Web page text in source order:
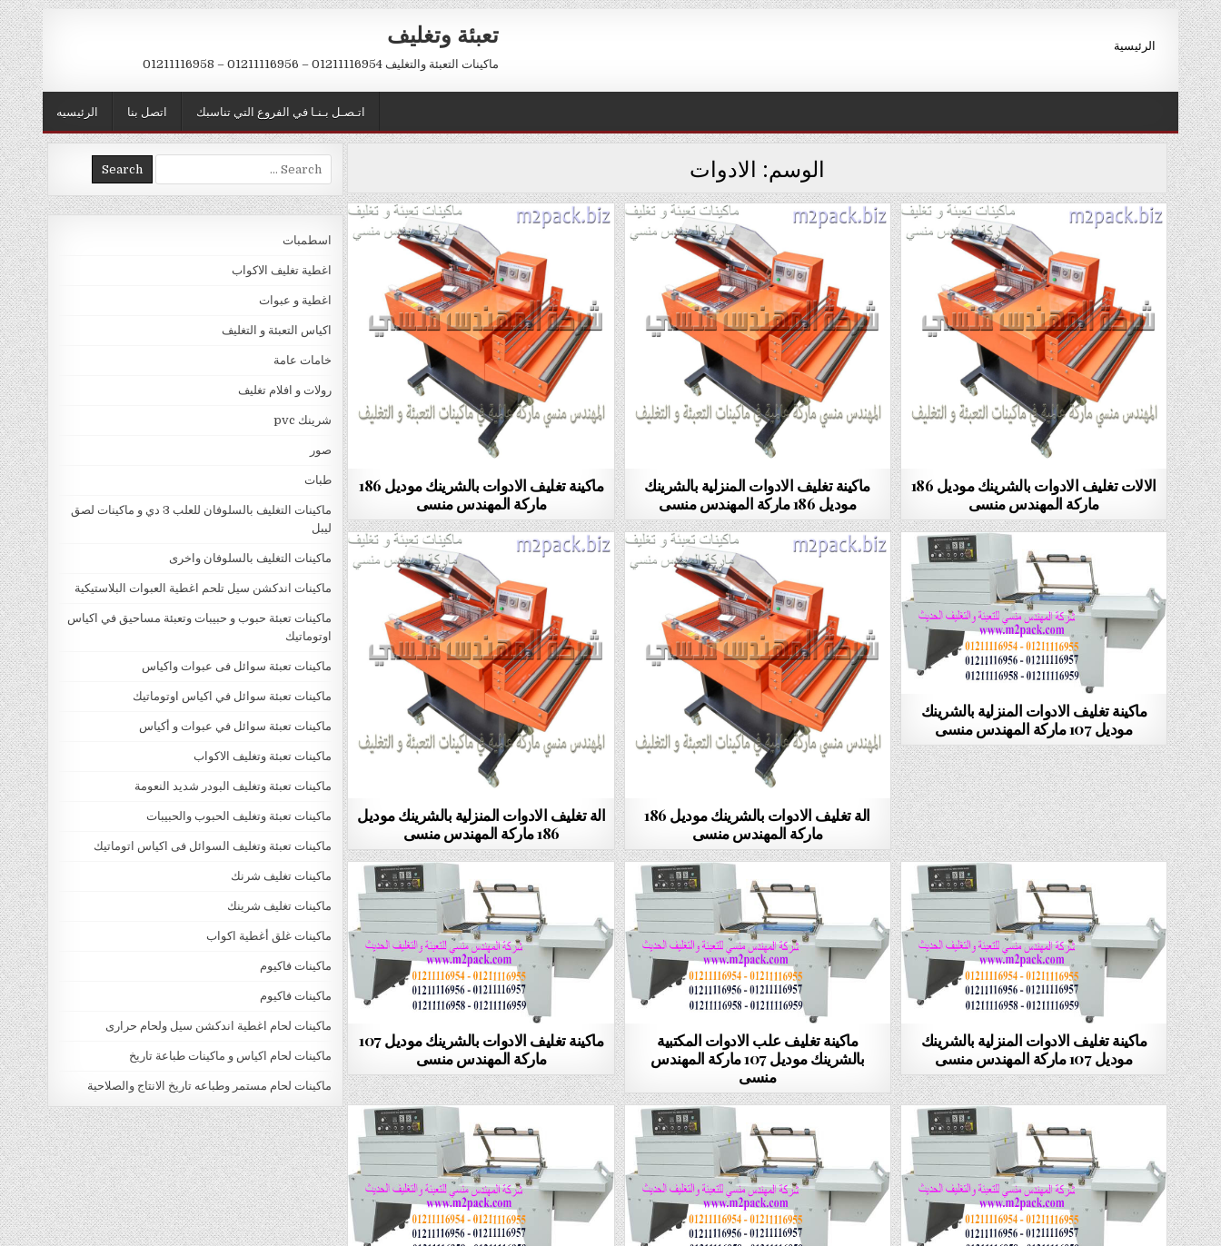
Skip
to
content
تعبئة وتغليف
ماكينات التعبئة والتغليف 01211116954 – 01211116956 – 01211116958
الرئيسية
الرئيسيه اتصل بنا اتـصـل بـنـا في الفروع التي تناسبك
الوسم: الادوات
ماكينة تغليف الادوات بالشرينك موديل 186
ماركة المهندس منسى
ماكينة تغليف الادوات المنزلية بالشرينك
موديل 186 ماركة المهندس منسى
الالات تغليف الادوات بالشرينك موديل 186
ماركة المهندس منسى
الة تغليف الادوات المنزلية بالشرينك موديل
186 ماركة المهندس منسى
الة تغليف الادوات بالشرينك موديل 186
ماركة المهندس منسى
ماكينة تغليف الادوات المنزلية بالشرينك
موديل 107 ماركة المهندس منسى
ماكينة تغليف الادوات بالشرينك موديل 107
ماركة المهندس منسى
ماكينة تغليف علب الادوات المكتبية
بالشرينك موديل 107 ماركة المهندس
منسى
ماكينة تغليف الادوات المنزلية بالشرينك
موديل 107 ماركة المهندس منسى
Search
for:
اسطمبات
اغطية تغليف الاكواب
اغطية و عبوات
اكياس التعبئة و التغليف
خامات عامة
رولات و افلام تغليف
شرينك pvc
صور
طبات
ماكينات التغليف بالسلوفان للعلب 3 دي و ماكينات لصق
ليبل
ماكينات التغليف بالسلوفان واخرى
ماكينات اندكشن سيل تلحم اغطية العبوات البلاستيكية
ماكينات تعبئة حبوب و حبيبات وتعبئة مساحيق في اكياس
اوتوماتيك
ماكينات تعبئة سوائل فى عبوات واكياس
ماكينات تعبئة سوائل في اكياس اوتوماتيك
ماكينات تعبئة سوائل في عبوات و أكياس
ماكينات تعبئة وتغليف الاكواب
ماكينات تعبئة وتغليف البودر شديد النعومة
ماكينات تعبئة وتغليف الحبوب والحبيبات
ماكينات تعبئة وتغليف السوائل فى اكياس اتوماتيك
ماكينات تغليف شرنك
ماكينات تغليف شرينك
ماكينات غلق أغطية اكواب
ماكينات فاكيوم
ماكينات فاكيوم
ماكينات لحام اغطية اندكشن سيل ولحام حرارى
ماكينات لحام اكياس و ماكينات طباعة تاريخ
ماكينات لحام مستمر وطباعه تاريخ الانتاج والصلاحية